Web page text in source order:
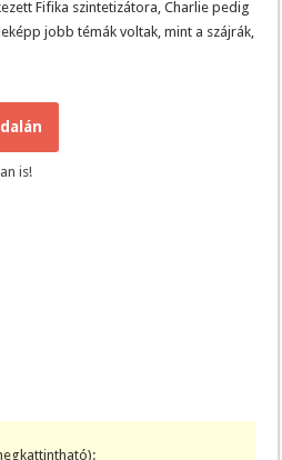
Fifika szintetizátora, Charlie pedig
jobb témák voltak, mint a szájrák,
is!